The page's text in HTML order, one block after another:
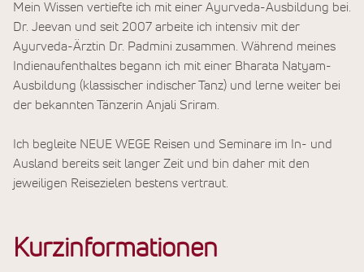
Mein Wissen vertiefte ich mit einer Ayurveda-Ausbildung bei.
Dr. Jeevan und seit 2007 arbeite ich intensiv mit der
Ayurveda-Ärztin Dr. Padmini zusammen. Während meines
Indienaufenthaltes begann ich mit einer Bharata Natyam-
Ausbildung (klassischer indischer Tanz) und lerne weiter bei
der bekannten Tänzerin Anjali Sriram.
Ich begleite NEUE WEGE Reisen und Seminare im In- und
Ausland bereits seit langer Zeit und bin daher mit den
jeweiligen Reisezielen bestens vertraut.
Kurzinformationen